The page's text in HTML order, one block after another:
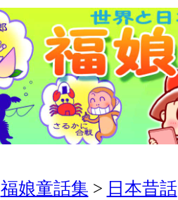
福娘童話集 > 日本昔話